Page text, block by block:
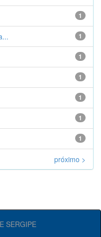
1
1
1
1
1
1
1
próximo >
SERGIPE